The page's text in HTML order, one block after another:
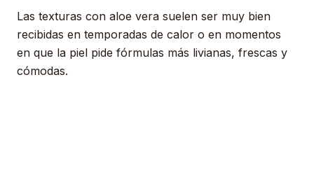
Las texturas con aloe vera suelen ser muy bien
recibidas en temporadas de calor o en momentos
en que la piel pide fórmulas más livianas, frescas y
cómodas.